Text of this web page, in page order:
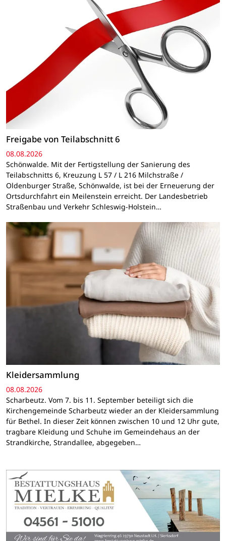
Freigabe von Teilabschnitt 6
08.08.2026
Schönwalde. Mit der Fertigstellung der Sanierung des
Teilabschnitts 6, Kreuzung L 57 / L 216 Milchstraße /
Oldenburger Straße, Schönwalde, ist bei der Erneuerung der
Ortsdurchfahrt ein Meilenstein erreicht. Der Landesbetrieb
Straßenbau und Verkehr Schleswig-Holstein…
Kleidersammlung
08.08.2026
Scharbeutz. Vom 7. bis 11. September beteiligt sich die
Kirchengemeinde Scharbeutz wieder an der Kleidersammlung
für Bethel. In dieser Zeit können zwischen 10 und 12 Uhr gute,
tragbare Kleidung und Schuhe im Gemeindehaus an der
Strandkirche, Strandallee, abgegeben…